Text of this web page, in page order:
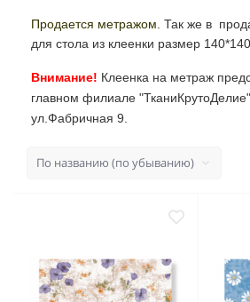
Продается метражом. Так же в
для стола из клеенки размер
Внимание! Клеенка на метраж
главном филиале
ул.Фабричная 9.